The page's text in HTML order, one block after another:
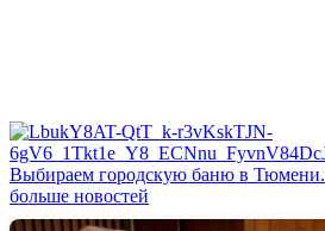
Выбираем городскую баню в
больше новостей